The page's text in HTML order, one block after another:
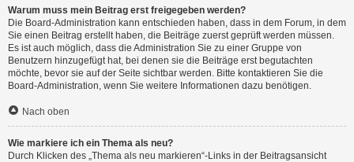
Warum muss mein Beitrag erst freigegeben werden?
Die Board-Administration kann entschieden haben, dass in dem Forum, in dem
Sie einen Beitrag erstellt haben, die Beiträge zuerst geprüft werden müssen.
Es ist auch möglich, dass die Administration Sie zu einer Gruppe von
Benutzern hinzugefügt hat, bei denen sie die Beiträge erst begutachten
möchte, bevor sie auf der Seite sichtbar werden. Bitte kontaktieren Sie die
Board-Administration, wenn Sie weitere Informationen dazu benötigen.
Nach oben
Wie markiere ich ein Thema als neu?
Durch Klicken des „Thema als neu markieren“-Links in der Beitragsansicht